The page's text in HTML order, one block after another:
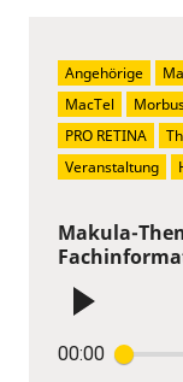
Makula-
00:00
Angehörige
MacTel
PRO RETINA
Veranstaltung